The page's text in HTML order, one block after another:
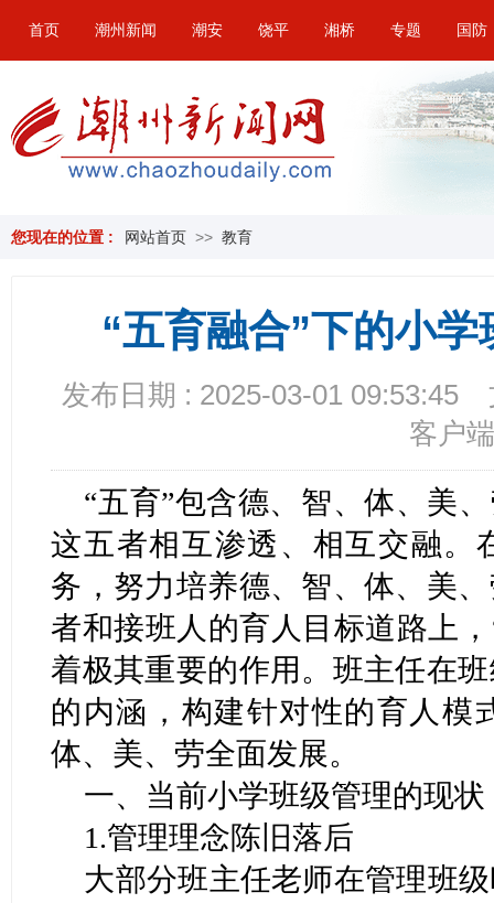
首页 潮州新闻 潮安 饶平 湘桥 专题 国防
您现在的位置 : 网站首页 >> 教育
“五育融合”下的小
发布日期 : 2025-03-01 09:53:45
客户端
“五育”包含德、智、体、美
这五者相互渗透、相互交融。
务，努力培养德、智、体、美
者和接班人的育人目标道路上
着极其重要的作用。班主任在
的内涵，构建针对性的育人模
体、美、劳全面发展。
一、当前小学班级管理的现状
1.管理理念陈旧落后
大部分班主任老师在管理班